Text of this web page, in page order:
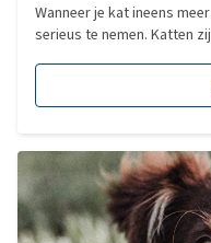
Wanneer je kat ineens
serieus te nemen. Katten
kan wijzen op een onderliggend
uitgelegd wanneer veel